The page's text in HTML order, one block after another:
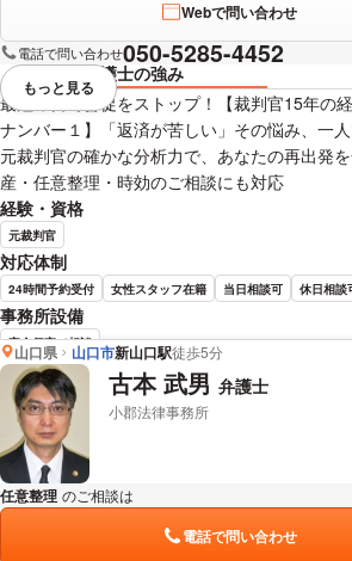
Webで問い合わせ
電話で問い合わせ050-5285-4452
弁護士の強み
最短即日で督促をストップ！【裁判官15年の
ナンバー１】「返済が苦しい」その悩み、一人
元裁判官の確かな分析力で、あなたの再出発
産・任意整理・時効のご相談にも対応
経験・資格
元裁判官
対応体制
24時間予約受付 女性スタッフ在籍 当日相談可 休日相談
事務所設備
完全個室で相談
宮嵜 秀典 弁護士の詳細情報
視覚的に省略されている要素を
もっと見る
山口県 山口市新山口駅徒歩5分
古本 武男 弁護士
小郡法律事務所
任意整理 のご相談は
電話で問い合わせ